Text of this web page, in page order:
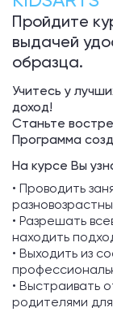
Пройдите
выдачей
образца.
Учитесь у
доход!
Станьте
Программа
На курсе Вы
• Проводить
• Разрешать
находить
• Выходить из
• Выстраивать
родителями